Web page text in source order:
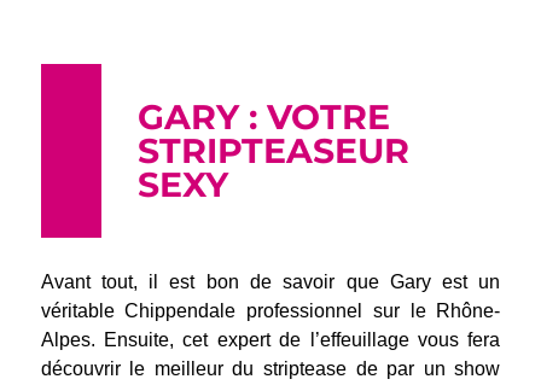
GARY : VOTRE
STRIPTEASEUR
SEXY
Avant tout, il est bon de savoir que Gary est un
véritable Chippendale professionnel sur le Rhône-
Alpes. Ensuite, cet expert de l’effeuillage vous fera
découvrir le meilleur du striptease de par un show